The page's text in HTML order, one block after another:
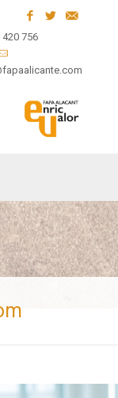
420 756